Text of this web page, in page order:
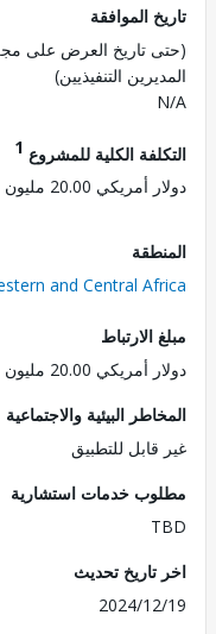
الموافقة
تاريخ العرض على مجلس
التنفيذيين)
الكلية للمشروع1
20.00 مليون
Western and Central
20.00 مليون
البيئية والاجتماعية
للتطبيق
خدمات استشارية
تحديث
2024/